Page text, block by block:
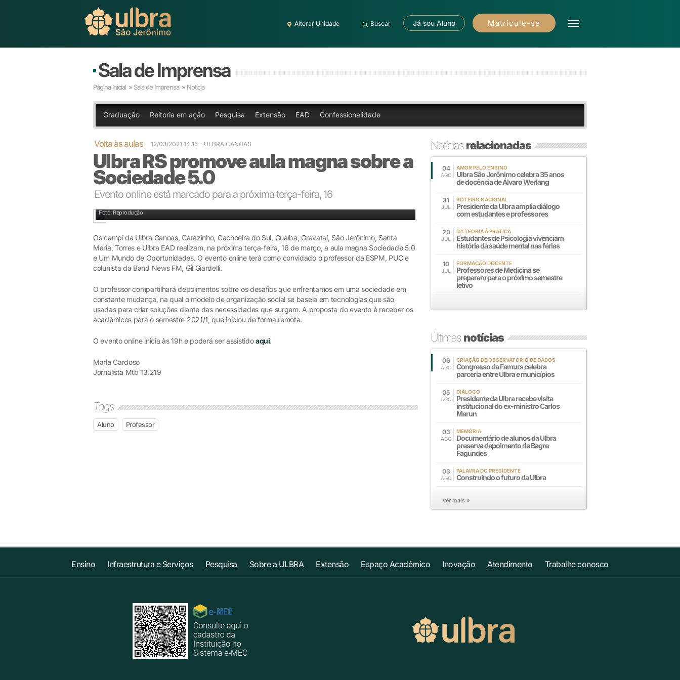
Alterar Unidade Buscar Já sou Aluno Matricule-se
Sala de Imprensa
Página Inicial » Sala de Imprensa » Notícia
Graduação Reitoria em ação Pesquisa Extensão EAD Confessionalidade
Volta às aulas 12/03/2021 14:15 - ULBRA CANOAS
Ulbra RS promove aula magna sobre a
Sociedade 5.0
Evento online está marcado para a próxima terça-feira, 16
Foto: Reprodução
Os campi da Ulbra Canoas, Carazinho, Cachoeira do Sul, Guaíba, Gravataí, São Jerônimo, Santa
Maria, Torres e Ulbra EAD realizam, na próxima terça-feira, 16 de março, a aula magna Sociedade 5.0
e Um Mundo de Oportunidades. O evento online terá como convidado o professor da ESPM, PUC e
colunista da Band News FM, Gil Giardelli.
O professor compartilhará depoimentos sobre os desafios que enfrentamos em uma sociedade em
constante mudança, na qual o modelo de organização social se baseia em tecnologias que são
usadas para criar soluções diante das necessidades que surgem. A proposta do evento é receber os
acadêmicos para o semestre 2021/1, que iniciou de forma remota.
O evento online inicia às 19h e poderá ser assistidoaqui.
Marla Cardoso
Jornalista Mtb 13.219
Tags
Aluno Professor
Notíciasrelacionadas
04
AGO
AMOR PELO ENSINO
Ulbra São Jerônimo celebra 35 anos
de docência de Álvaro Werlang
31
JUL
ROTEIRO NACIONAL
Presidente da Ulbra amplia diálogo
com estudantes e professores
20
JUL
DA TEORIA À PRÁTICA
Estudantes de Psicologia vivenciam
história da saúde mental nas férias
10
JUL
FORMAÇÃO DOCENTE
Professores de Medicina se
preparam para o próximo semestre
letivo
Últimasnotícias
06
AGO
CRIAÇÃO DE OBSERVATÓRIO DE DADOS
Congresso da Famurs celebra
parceria entre Ulbra e municípios
05
AGO
DIÁLOGO
Presidente da Ulbra recebe visita
institucional do ex-ministro Carlos
Marun
03
AGO
MEMÓRIA
Documentário de alunos da Ulbra
preserva depoimento de Bagre
Fagundes
03
AGO
PALAVRA DO PRESIDENTE
Construindo o futuro da Ulbra
ver mais »
Ensino Infraestrutura e Serviços Pesquisa Sobre a ULBRA Extensão Espaço Acadêmico Inovação Atendimento Trabalhe conosco